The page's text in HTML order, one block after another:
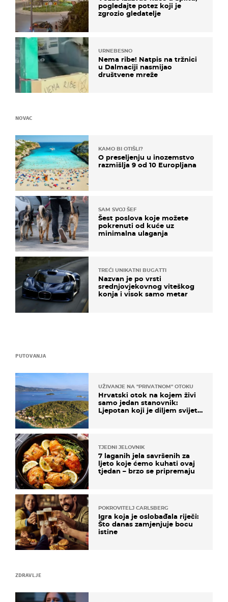
ZDRAVLJE
pogledajte potez koji je
zgrozio gledatelje
URNEBESNO
Nema ribe! Natpis na tržnici
u Dalmaciji nasmijao
društvene mreže
PUTOVANJA
UŽIVANJE NA "PRIVATNOM" OTOKU
Hrvatski otok na kojem živi
samo jedan stanovnik:
Ljepotan koji je diljem svijeta
TJEDNI JELOVNIK
7 laganih jela savršenih za
ljeto koje ćemo kuhati ovaj
tjedan – brzo se pripremaju
POKROVITELJ CARLSBERG
Igra koja je oslobađala riječi:
Što danas zamjenjuje bocu
istine
NOVAC
KAMO BI OTIŠLI?
O preseljenju u inozemstvo
razmišlja 9 od 10 Europljana
SAM SVOJ ŠEF
Šest poslova koje možete
pokrenuti od kuće uz
minimalna ulaganja
TREĆI UNIKATNI BUGATTI
Nazvan je po vrsti
srednjovjekovnog viteškog
konja i visok samo metar